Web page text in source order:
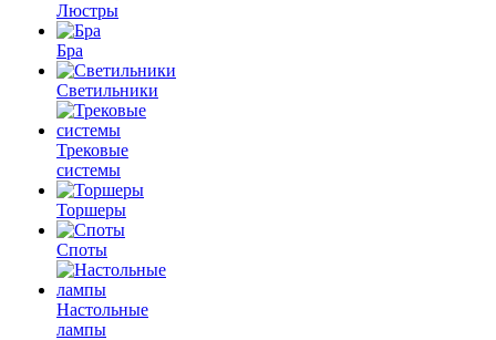
Люстры
Бра
Светильники
Трековые
системы
Торшеры
Споты
Настольные
лампы